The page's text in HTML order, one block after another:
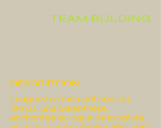
TEAM BULDING
DESCRIPTION
Imaginez un moment hors du
temps, une parenthèse
enchantée au cœur de la nature,